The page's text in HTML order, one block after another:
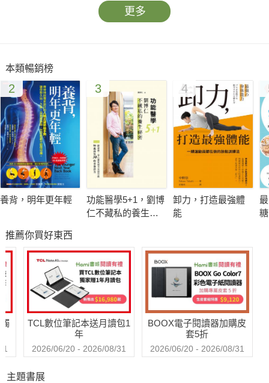
● 如何「補」對，才能有效調整體質？
● 進補吃錯，身體可能越補越糟？
● 熱性食物、寒涼性食物怎麼分？
● 飲食適當進補，即可走出「亞健康」狀態？ 進補不用花大
錢．秋冬調養食補祕笈
中醫重視「天人相應，順應四時」，《黃帝內經》提到：「春夏
養陽，秋冬養陰」，因應自然氣候變化，正確食補調養，美顏益
體，補出好氣色，健康活到天年！ 中國人就是愛吃補，冬令
進補更不可少，瞭解自身體質，掌握食物屬性，配合時令、吃對
關鍵食物，食療保健、滋補養身、美容護膚，秋燥冬寒完全根
題，一次解決！
本書特色
◎ 168道秋冬食療養生元氣料理
專家精選10大類養生天然食材，掌握秋冬食補原則，設計健康美
味食譜，美味藥膳和簡易家常菜，提供完整保健功效說明。透過
◎ 中醫智慧養生祕訣大公開
吃對好食物，是調整體質的關鍵,藥膳、運動和穴位按摩，是保養
更多
本類暢銷榜
2
養背，明年更年輕
3
功能醫學5+1，劉博
仁不藏私的養生祕
4
卸力，打造最強體
能
糖
推薦你買好東西
TCL數位筆記本送月讀包1
年
2026/06/20 - 2026/08/31
BOOX電子閱讀器加購皮
套5折
2026/06/20 - 2026/08/31
主題書展